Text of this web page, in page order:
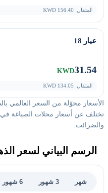
المثقال: 156.40
عيار 18
31.54
KWD
المثقال: 134.05
الأسعار محوّلة من السعر العالمي
تختلف عن أسعار محلات الصياغة في
والضرائب.
الرسم البياني لسعر
شهر 3 شهور 6 شهور